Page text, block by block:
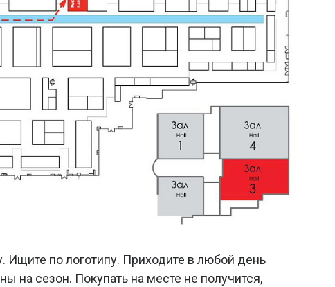
по логотипу. Приходите в любой день
на сезон. Покупать на месте не получится,